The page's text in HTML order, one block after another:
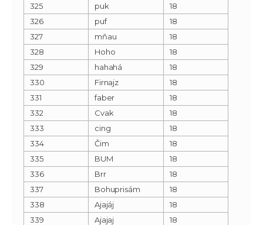
325
puk
18
326
puf
18
327
mňau
18
328
Hoho
18
329
hahahá
18
330
Firnajz
18
331
faber
18
332
Cvak
18
333
cing
18
334
Čim
18
335
BUM
18
336
Brr
18
337
Bohuprisám
18
338
Ajajáj
18
339
Ajajaj
18